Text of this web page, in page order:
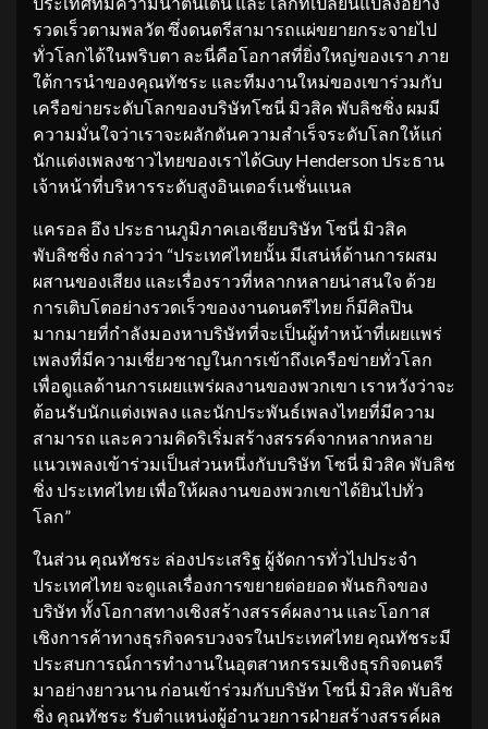
รวดเร็วตามพลวัต ซึ่งดนตรีสามารถแผ่ขยายกระจายไป
ทั่วโลกได้ในพริบตา ละนี่คือโอกาสที่ยิ่งใหญ่ของเรา ภาย
ใต้การนำของคุณทัชระ และทีมงานใหม่ของเขาร่วมกับ
เครือข่ายระดับโลกของบริษัทโซนี่ มิวสิค พับลิชชิ่ง ผมมี
ความมั่นใจว่าเราจะผลักดันความสำเร็จระดับโลกให้แก่
นักแต่งเพลงชาวไทยของเราได้Guy Henderson ประธาน
เจ้าหน้าที่บริหารระดับสูงอินเตอร์เนชั่นแนล
แครอล อึง ประธานภูมิภาคเอเชียบริษัท โซนี่ มิวสิค
พับลิชชิ่ง กล่าวว่า “ประเทศไทยนั้น มีเสน่ห์ด้านการผสม
ผสานของเสียง และเรื่องราวที่หลากหลายน่าสนใจ ด้วย
การเติบโตอย่างรวดเร็วของงานดนตรีไทย ก็มีศิลปิน
มากมายที่กำลังมองหาบริษัทที่จะเป็นผู้ทำหน้าที่เผยแพร่
เพลงที่มีความเชี่ยวชาญในการเข้าถึงเครือข่ายทั่วโลก
เพื่อดูแลด้านการเผยแพร่ผลงานของพวกเขา เราหวังว่าจะ
ต้อนรับนักแต่งเพลง และนักประพันธ์เพลงไทยที่มีความ
สามารถ และความคิดริเริ่มสร้างสรรค์จากหลากหลาย
แนวเพลงเข้าร่วมเป็นส่วนหนึ่งกับบริษัท โซนี่ มิวสิค พับลิช
ชิ่ง ประเทศไทย เพื่อให้ผลงานของพวกเขาได้ยินไปทั่ว
โลก”
ในส่วน คุณทัชระ ล่องประเสริฐ ผู้จัดการทั่วไปประจำ
ประเทศไทย จะดูแลเรื่องการขยายต่อยอด พันธกิจของ
บริษัท ทั้งโอกาสทางเชิงสร้างสรรค์ผลงาน และโอกาส
เชิงการค้าทางธุรกิจครบวงจรในประเทศไทย คุณทัชระมี
ประสบการณ์การทำงานในอุตสาหกรรมเชิงธุรกิจดนตรี
มาอย่างยาวนาน ก่อนเข้าร่วมกับบริษัท โซนี่ มิวสิค พับลิช
ชิ่ง คุณทัชระ รับตำแหน่งผู้อำนวยการฝ่ายสร้างสรรค์ผล